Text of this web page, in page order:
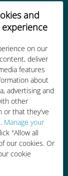
and
on our
deliver
features
about
advertising and
other
or that they've
Manage your
"Allow all
our cookies. Or
cookie
as